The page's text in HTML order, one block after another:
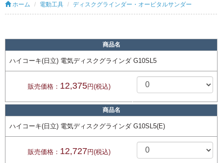
ホーム 電動工具 ディスクグラインダー・オービタルサンダー
商品名
ハイコーキ(日立) 電気ディスクグラインダ G10SL5
販売価格： 12,375円(税込)
商品名
ハイコーキ(日立) 電気ディスクグラインダ G10SL5(E)
販売価格： 12,727円(税込)